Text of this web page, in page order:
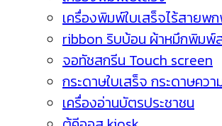
เครื่องพิมพ์ใบเสร็จไร้สายพ
ribbon ริบบ้อน ผ้าหมึกพิมพ์
จอทัชสกรีน Touch screen
กระดาษใบเสร็จ กระดาษคว
เครื่องอ่านบัตรประชาชน